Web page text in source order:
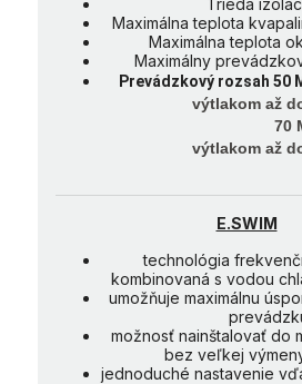
Maximálna teplota
Maximálna teplota
Maximálny
Prevádzkový rozsah 50
výtlakom až
70
výtlakom až
E.SWIM
technológia
kombinovaná s vodou
umožňuje maximálnu
možnosť nainštalovať do
bez veľkej
jednoduché nastavenie